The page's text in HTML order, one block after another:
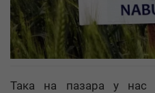
Така на пазара у нас